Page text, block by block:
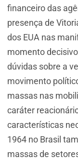
financeiro das
presença de
dos EUA nas
momento
dúvidas sobre a
movimento
massas nas
caráter
características
1964 no Brasil
massas de